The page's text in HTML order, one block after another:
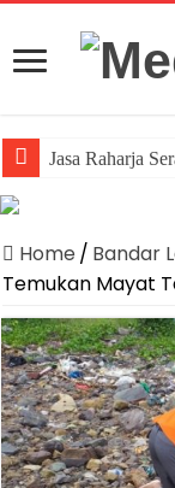
Jasa Raharja
Home / Bandar
Temukan Mayat